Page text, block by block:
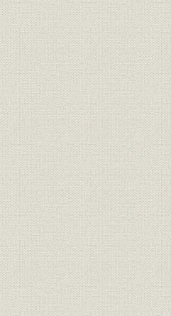
3) 工場の増築
4) 人材の確保
5) 社章の制定
2. 製品カタログの発行
3. 大阪出張所の設置
4. 小名木川分工場の設立
5. 大正5年における当社の状況
6. 創立記念日祝賀会
1) 創立10周年祝賀会
2) 創立15周年祝賀会
3) 創立20周年祝賀会